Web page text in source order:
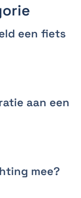
een fiets
aan een
mee?